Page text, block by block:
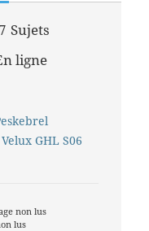
Sujets
ligne
GHL S06
non lus
lus